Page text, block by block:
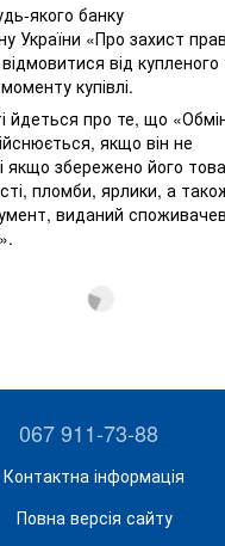
якого банку
України «Про захист
від купленого
купівлі.
йдеться про те, що
якщо він не
якщо збережено його
пломби, ярлики, а
виданий
067 911-73-88
Контактна інформація
Повна версія сайту